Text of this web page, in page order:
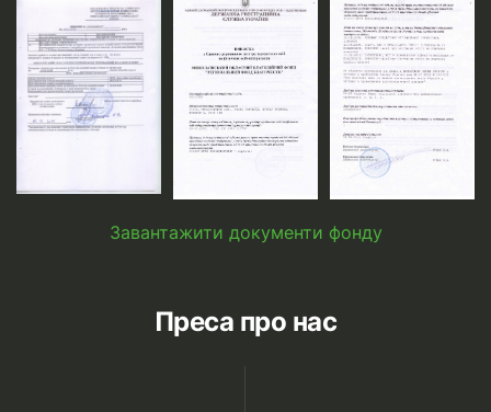
Завантажити документи фонду
Преса про нас